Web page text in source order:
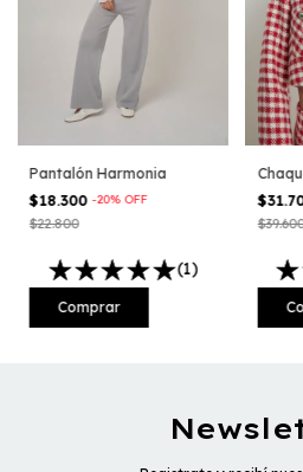
Pantalón Harmonia
$18.300-20% OFF
$22.800
(1)
Comprar